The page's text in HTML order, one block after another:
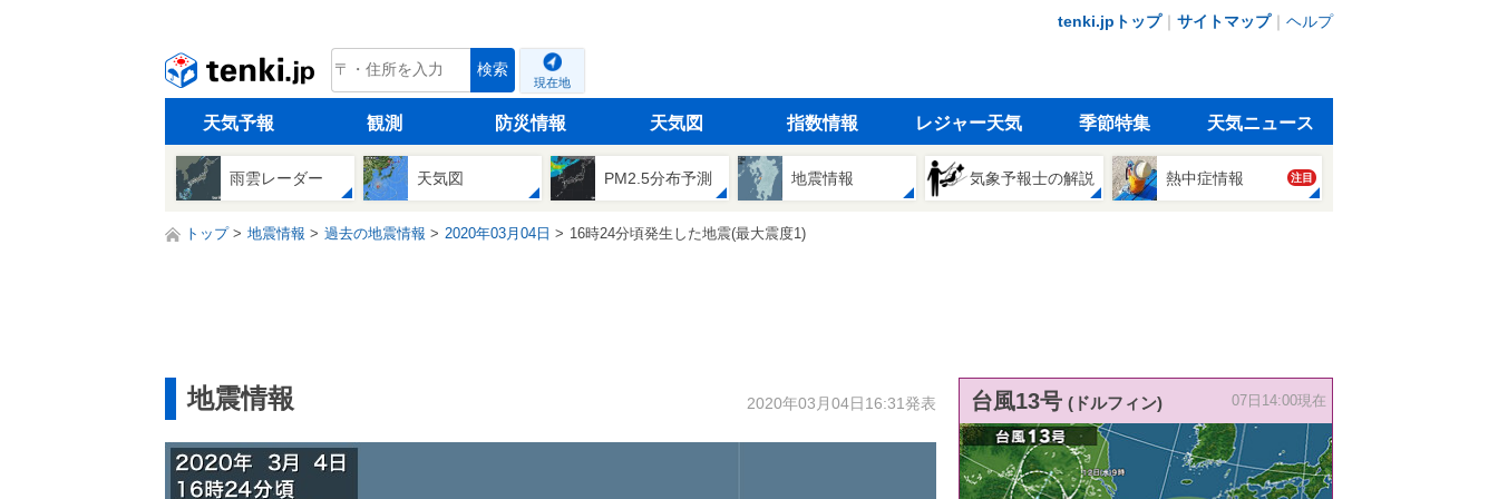
tenki.jpトップ｜ サイトマップ｜ ヘルプ
tenki.jp 検索
現在地
天気予報 観測 防災情報 天気図 指数情報 レジャー天気 季節特集 天気ニュース
雨雲レーダー 天気図 PM2.5分布予測 地震情報 気象予報士の解説 熱中症情報 注目
トップ 地震情報 過去の地震情報 2020年03月04日 16時24分頃発生した地震(最大震度1)
地震情報 2020年03月04日16:31発表 台風13号 (ドルフィン) 07日14:00現在